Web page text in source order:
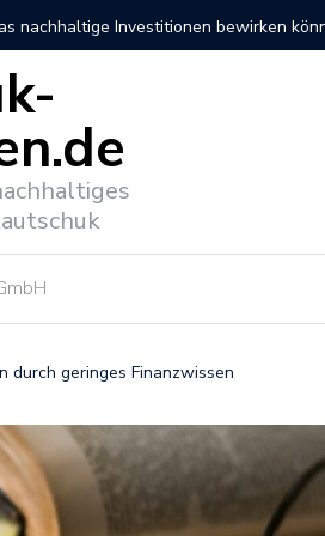
fordert mehr nachhaltige Investitionen
durch geringes Finanzwissen